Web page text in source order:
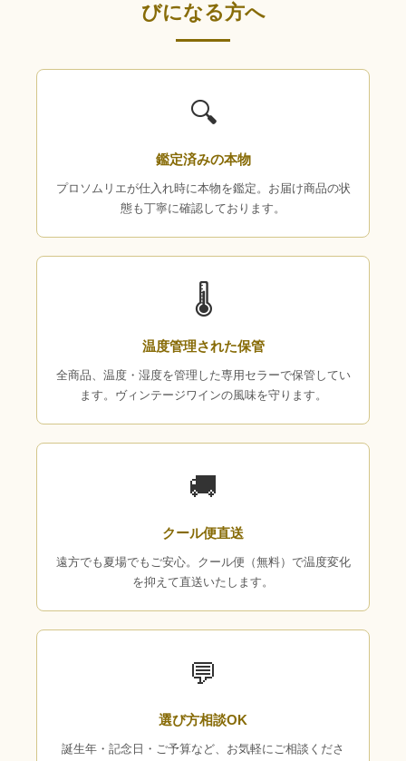
びになる方へ
🔍
鑑定済みの本物
プロソムリエが仕入れ時に本物を鑑定。お届け商品の状
態も丁寧に確認しております。
🌡
温度管理された保管
全商品、温度・湿度を管理した専用セラーで保管してい
ます。ヴィンテージワインの風味を守ります。
🚚
クール便直送
遠方でも夏場でもご安心。クール便（無料）で温度変化
を抑えて直送いたします。
💬
選び方相談OK
誕生年・記念日・ご予算など、お気軽にご相談くださ